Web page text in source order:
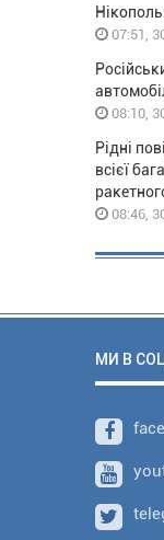
07:51,
08:10,
Рідні
всієї
08:46,
МИ В